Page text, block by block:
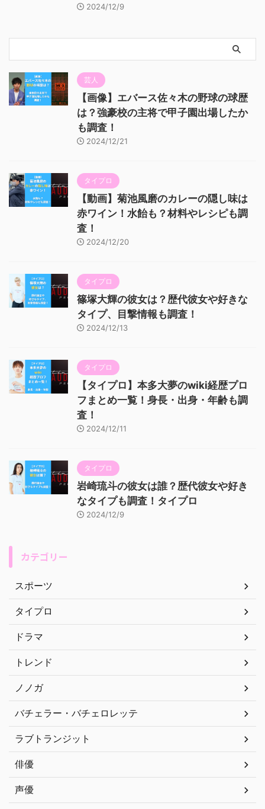
2024/12/9
芸人
【画像】エバース佐々木の野球の球歴
は？強豪校の主将で甲子園出場したか
も調査！
2024/12/21
タイプロ
【動画】菊池風磨のカレーの隠し味は
赤ワイン！水飴も？材料やレシピも調
査！
2024/12/20
タイプロ
篠塚大輝の彼女は？歴代彼女や好きな
タイプ、目撃情報も調査！
2024/12/13
タイプロ
【タイプロ】本多大夢のwiki経歴プロ
フまとめ一覧！身長・出身・年齢も調
査！
2024/12/11
タイプロ
岩崎琉斗の彼女は誰？歴代彼女や好き
なタイプも調査！タイプロ
2024/12/9
カテゴリー
スポーツ
タイプロ
ドラマ
トレンド
ノノガ
バチェラー・バチェロレッテ
ラブトランジット
俳優
声優